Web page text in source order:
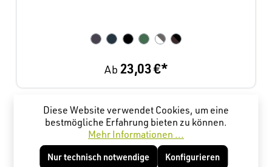
Ab 23,03 €*
Produktgalerie überspringen
Kunden haben sich ebenfalls angesehen
Diese Website verwendet Cookies, um eine
bestmögliche Erfahrung bieten zu können.
Mehr Informationen ...
Nur technisch notwendige Konfigurieren